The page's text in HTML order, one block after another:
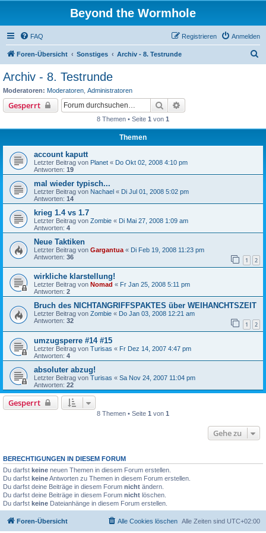
Beyond the Wormhole
FAQ Anmelden
Registrieren
Foren-Übersicht Sonstiges Archiv - 8. Testrunde
Archiv - 8. Testrunde
Moderatoren: Moderatoren Administratoren
Gesperrt Suche
8 Themen • Seite 1 von 1
Themen
account kaputt
Letzter Beitrag von Planet « Do Okt 02, 2008 4:10 pm
Antworten: 19
mal wieder typisch...
Letzter Beitrag von Nachael « Di Jul 01, 2008 5:02 pm
Antworten: 14
krieg 1.4 vs 1.7
Letzter Beitrag von Zombie « Di Mai 27, 2008 1:09 am
Antworten: 4
Neue Taktiken
Letzter Beitrag von Gargantua « Di Feb 19, 2008 11:23 pm
Antworten: 36 1 2
wirkliche klarstellung!
Letzter Beitrag von Nomad « Fr Jan 25, 2008 5:11 pm
Antworten: 2
Bruch des NICHTANGRIFFSPAKTES über WEIHANCHTSZEIT
Letzter Beitrag von Zombie « Do Jan 03, 2008 12:21 am
Antworten: 32 1 2
umzugsperre #14 #15
Letzter Beitrag von Turisas « Fr Dez 14, 2007 4:47 pm
Antworten: 4
absoluter abzug!
Letzter Beitrag von Turisas « Sa Nov 24, 2007 11:04 pm
Antworten: 22
Gesperrt
8 Themen • Seite 1 von 1
Gehe zu
BERECHTIGUNGEN IN DIESEM FORUM
Du darfst keine neuen Themen in diesem Forum erstellen.
Du darfst keineAntworten zu Themen in diesem Forum erstellen.
Du darfst deine Beiträge in diesem Forum nicht ändern.
Du darfst deine Beiträge in diesem Forum nicht löschen.
Du darfst keine Dateianhänge in diesem Forum erstellen.
Foren-Übersicht Alle Zeiten sind UTC+02:00
Alle Cookies löschen